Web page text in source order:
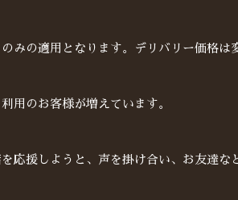
みの適用となります。デリバリー価格は
用のお客様が増えています。
応援しようと、声を掛け合い、お友達